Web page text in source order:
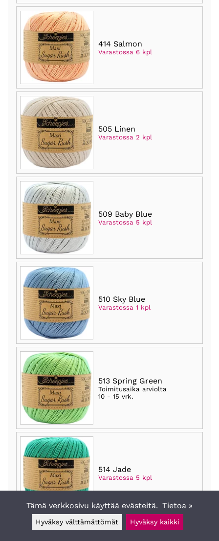
414 Salmon
Varastossa 6 kpl
505 Linen
Varastossa 2 kpl
509 Baby Blue
Varastossa 5 kpl
510 Sky Blue
Varastossa 1 kpl
513 Spring Green
Toimitusaika arviolta
10 - 15 vrk.
514 Jade
Varastossa 5 kpl
Tämä verkkosivu käyttää evästeitä. Tietoa »
Hyväksy välttämättömät Hyväksy kaikki